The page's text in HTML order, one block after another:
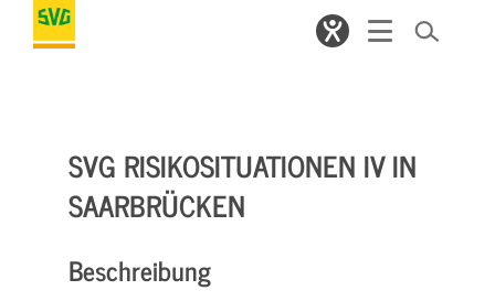
SVG RISIKOSITUATIONEN IV IN
SAARBRÜCKEN
Beschreibung